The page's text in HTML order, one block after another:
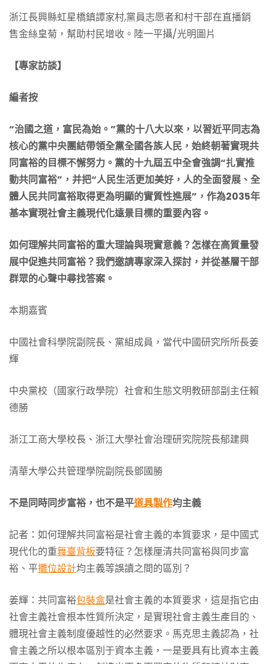
浙江長興縣虹星橋鎮譚家村,黨員志愿者和村干部在直播銷
售金絲皇菊，幫助村民增收。陸一平攝/光明圖片
【專家訪談】
編者按
“治國之道，富民為始。”黨的十八大以來，以習近平同志為
核心的黨中央團結帶領全黨全國各族人民，始終朝著實現共
同富裕的目標不懈努力。黨的十九屆五中全會強調“扎實推
動共同富裕”，并把“人民生活更加美好，人的全面發展、全
體人民共同富裕取得更為明顯的實質性進展”，作為2035年
基本實現社會主義現代化遠景目標的重要內容。
如何理解共同富裕的重大理論與現實意義？怎樣在高質量發
展中促進共同富裕？我們邀請專家深入探討，并從基層干部
群眾的心聲中尋找答案。
本期嘉賓
中國社會科學院副院長、黨組成員，當代中國研究所所長姜
輝
中央黨校（國家行政學院）社會和生態文明教研部副主任賴
德勝
浙江工商大學校長、浙江大學社會治理研究院院長郁建興
清華大學公共管理學院副院長鄧國勝
不是同時同步富裕，也不是平道具製作均主義
記者：如何理解共同富裕是社會主義的本質要求，是中國式
現代化的重舞臺背板要特征？怎樣厘清共同富裕與同步富
裕、平攤位設計均主義等誤讀之間的區別？
姜輝：共同富裕包裝盒是社會主義的本質要求，這是指它由
社會主義社會根本性質所決定，是實現社會主義生產目的、
體現社會主義制度優越性的必然要求。馬克思主義認為，社
會主義之所以根本區別于資本主義，一是要具有比資本主義